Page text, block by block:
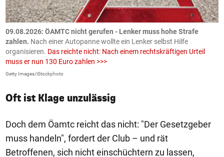
09.08.2026: ÖAMTC nicht gerufen - Lenker muss hohe Strafe
zahlen. Nach einer Autopanne wollte ein Lenker selbst Hilfe
organisieren. Das reichte nicht: Nach einem rechtskräftigen Urteil
muss er nun 130 Euro zahlen >>>
Getty Images/iStockphoto
Oft ist Klage unzulässig
Doch dem Öamtc reicht das nicht: "Der Gesetzgeber
muss handeln", fordert der Club – und rät
Betroffenen, sich nicht einschüchtern zu lassen,